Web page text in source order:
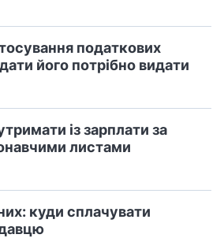
податкових
його потрібно видати
із зарплати за
листами
куди сплачувати